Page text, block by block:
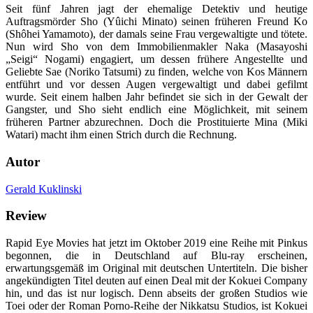
Seit fünf Jahren jagt der ehemalige Detektiv und heutige
Auftragsmörder Sho (Yûichi Minato) seinen früheren Freund Ko
(Shôhei Yamamoto), der damals seine Frau vergewaltigte und tötete.
Nun wird Sho von dem Immobilienmakler Naka (Masayoshi
„Seigi“ Nogami) engagiert, um dessen frühere Angestellte und
Geliebte Sae (Noriko Tatsumi) zu finden, welche von Kos Männern
entführt und vor dessen Augen vergewaltigt und dabei gefilmt
wurde. Seit einem halben Jahr befindet sie sich in der Gewalt der
Gangster, und Sho sieht endlich eine Möglichkeit, mit seinem
früheren Partner abzurechnen. Doch die Prostituierte Mina (Miki
Watari) macht ihm einen Strich durch die Rechnung.
Autor
Gerald Kuklinski
Review
Rapid Eye Movies hat jetzt im Oktober 2019 eine Reihe mit Pinkus
begonnen, die in Deutschland auf Blu-ray erscheinen,
erwartungsgemäß im Original mit deutschen Untertiteln. Die bisher
angekündigten Titel deuten auf einen Deal mit der Kokuei Company
hin, und das ist nur logisch. Denn abseits der großen Studios wie
Toei oder der Roman Porno-Reihe der Nikkatsu Studios, ist Kokuei